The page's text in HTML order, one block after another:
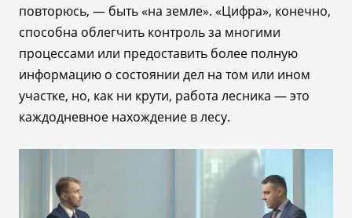
повторюсь, — быть «на земле». «Цифра», конечно,
способна облегчить контроль за многими
процессами или предоставить более полную
информацию о состоянии дел на том или ином
участке, но, как ни крути, работа лесника —это
каждодневное нахождение в лесу.